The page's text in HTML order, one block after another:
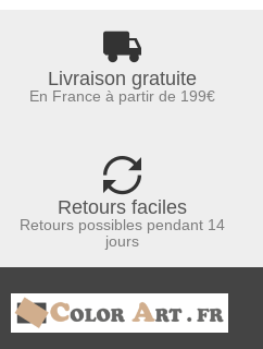
Livraison gratuite
En France à partir de 199€
Retours faciles
Retours possibles pendant 14
jours